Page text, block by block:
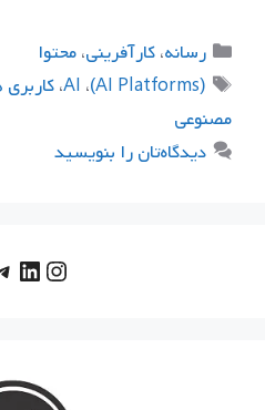
دسته‌ها
رسانه،كارآفريني،محتوا
برچسب‌ها
(AI Platforms) ، AI،
مصنوعی
دیدگاه‌تان را بنویسید